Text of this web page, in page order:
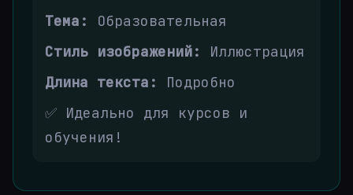
Тема:
Образовательная
Стиль изображений:
Иллюстрация
Длина текста:
Подробно
✅ Идеально для курсов и
обучения!